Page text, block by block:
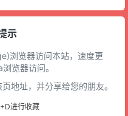
示
浏览器访问本站，速度更
览器访问。
地址，并分享给您的朋友。
进行收藏